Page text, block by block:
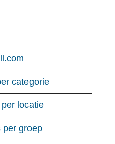
categorie
locatie
per groep